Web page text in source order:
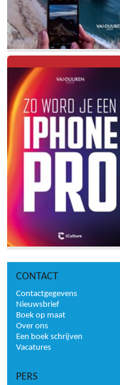
CONTACT
Contactgegevens
Nieuwsbrief
Boek op maat
Over ons
Een boek schrijven
Vacatures
PERS